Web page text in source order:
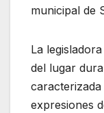
municipal de
La
del lugar
expresiones